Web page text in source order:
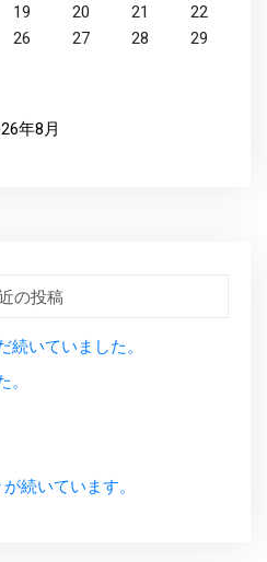
年8月
19 20 21
22
26 27 28
29
の投稿
続いていました。
続いています。